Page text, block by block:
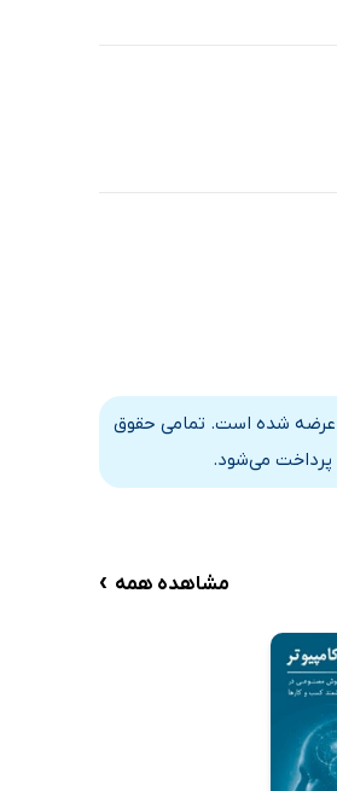
عرضه شده است. تمامی حقوق
پرداخت می‌شود.
مشاهده همه ›